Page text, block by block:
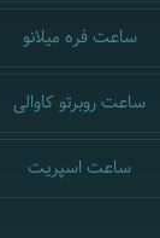
ساعت فره میلانو
ساعت روبرتو کاوالی
ساعت اسپریت